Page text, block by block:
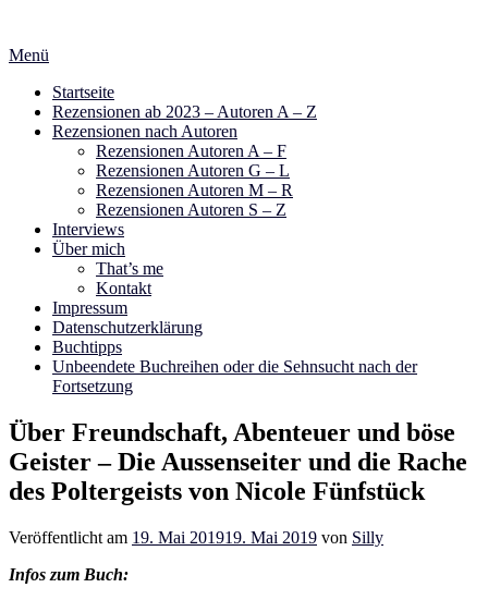
springen
Menü
Startseite
Rezensionen ab 2023 – Autoren A – Z
Rezensionen nach Autoren
Rezensionen Autoren A – F
Rezensionen Autoren G – L
Rezensionen Autoren M – R
Rezensionen Autoren S – Z
Interviews
Über mich
That’s me
Kontakt
Impressum
Datenschutzerklärung
Buchtipps
Unbeendete Buchreihen oder die Sehnsucht nach der
Fortsetzung
Über Freundschaft, Abenteuer und böse
Geister – Die Aussenseiter und die Rache
des Poltergeists von Nicole Fünfstück
Veröffentlicht am 19. Mai 201919. Mai 2019 von Silly
Infos zum Buch: